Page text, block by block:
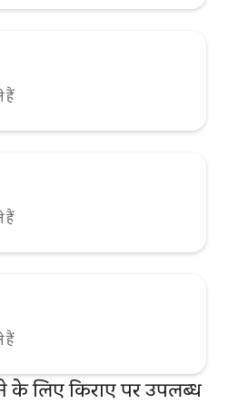
हैं
हैं
हैं
के लिए किराए पर उपलब्ध